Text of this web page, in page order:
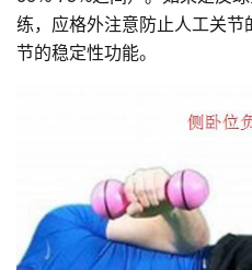
练，应格外注意防止人工关
节的稳定性功能。